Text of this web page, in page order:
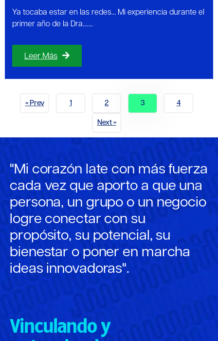
Ya tocaba estar en las redes… Mi experiencia durante el
primer año de la Dra.......
Leer Más
« Prev 1 2 3 4
Next »
"Mi corazón late con más fuerza
cada vez que aporto a que una
persona, un grupo o un negocio
logre conectar con su
propósito, su potencial, su
bienestar o poner en marcha
ideas innovadoras".
Vinculando y